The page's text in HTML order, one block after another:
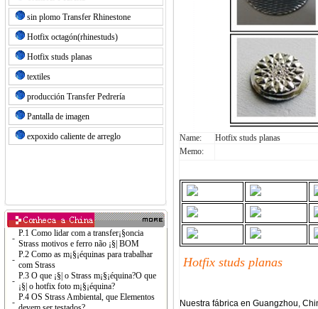
sin plomo Transfer Rhinestone
Hotfix octagón(rhinestuds)
Hotfix studs planas
textiles
producción Transfer Pedrería
Pantalla de imagen
expoxido caliente de arreglo
- P.1 Como lidar com a transfer¡§oncia
Strass motivos e ferro não ¡§| BOM
- P.2 Como as m¡§¡équinas para trabalhar
com Strass
- P.3 O que ¡§| o Strass m¡§¡équina?O que
¡§| o hotfix foto m¡§¡équina?
- P.4 OS Strass Ambiental, que Elementos
Name:
Hotfix studs planas
Memo:
Hotfix studs planas
Nuestra fábrica en Guangzhou,